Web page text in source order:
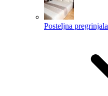
Posteljna pregrinjala